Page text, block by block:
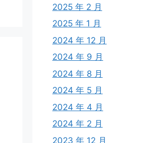
2025 年 2 月
2025 年 1 月
2024 年 12 月
2024 年 9 月
2024 年 8 月
2024 年 5 月
2024 年 4 月
2024 年 2 月
2023 年 12 月